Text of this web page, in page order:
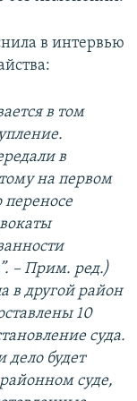
в интервью
в том
в
на первом
– Прим. ред.)
в другой район
10
суда.
будет
суде,